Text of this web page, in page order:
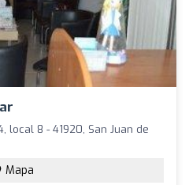
local 8 - 41920, San Juan de
Mapa